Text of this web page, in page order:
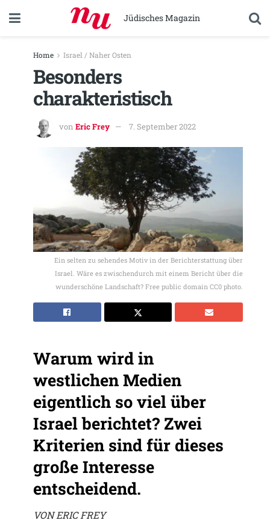
Jüdisches Magazin
Home Israel / Naher Osten
Besonders
charakteristisch
von Eric Frey 7. September 2022
Ein selten zu sehendes Motiv in der Berichterstattung über
Israel. Wäre es zwischendurch mit einem Bericht über die
wunderschöne Landschaft? Free public domain CC0 photo.
Warum wird in
westlichen Medien
eigentlich so viel über
Israel berichtet? Zwei
Kriterien sind für dieses
große Interesse
entscheidend.
VON ERIC FREY